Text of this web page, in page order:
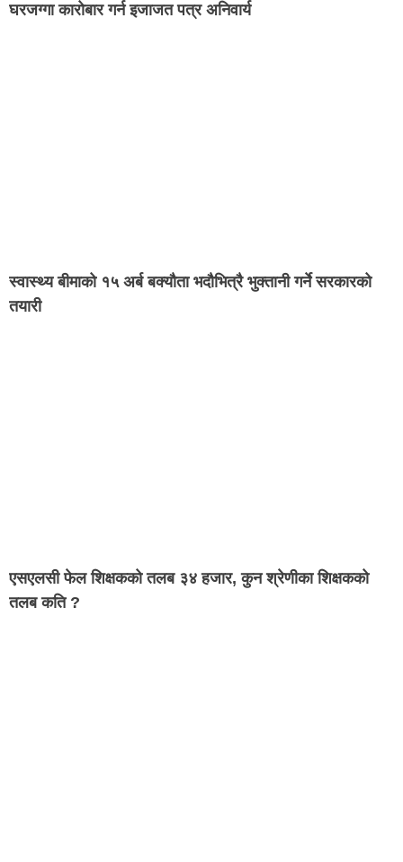
घरजग्गा कारोबार गर्न इजाजत पत्र अनिवार्य
स्वास्थ्य बीमाको १५ अर्ब बक्यौता भदौभित्रै भुक्तानी गर्ने सरकारको
तयारी
एसएलसी फेल शिक्षकको तलब ३४ हजार, कुन श्रेणीका शिक्षकको
तलब कति ?